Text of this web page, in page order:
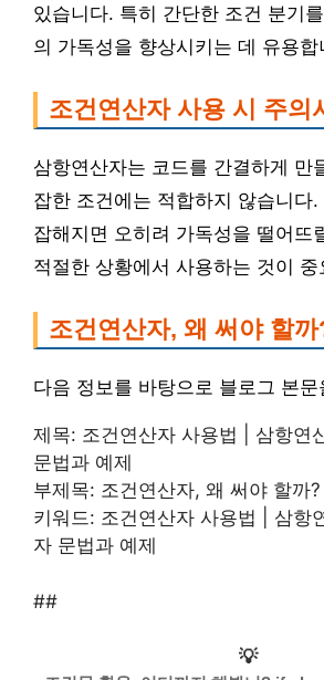
있습니다. 특히 간단한 조건 분기
의 가독성을 향상시키는 데 유용합
조건연산자 사용 시 주의
삼항연산자는 코드를 간결하게 만
잡한 조건에는 적합하지 않습니다
잡해지면 오히려 가독성을 떨어뜨
적절한 상황에서 사용하는 것이 중
조건연산자, 왜 써야 할
다음 정보를 바탕으로 블로그 본
제목: 조건연산자 사용법 | 삼항연
문법과 예제
부제목: 조건연산자, 왜 써야 할까?
키워드: 조건연산자 사용법 | 삼항
자 문법과 예제
##
💡